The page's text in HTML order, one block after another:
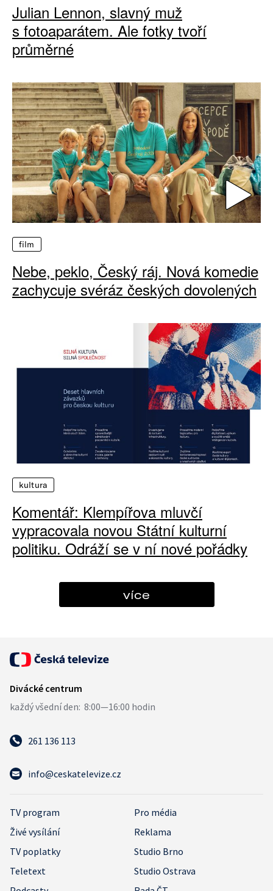
Julian Lennon, slavný muž
s fotoaparátem. Ale fotky tvoří
průměrné
film
Nebe, peklo, Český ráj. Nová komedie
zachycuje svéráz českých dovolených
kultura
Komentář: Klempířova mluvčí
vypracovala novou Státní kulturní
politiku. Odráží se v ní nové pořádky
více
261 136 113
info@ceskatelevize.cz
TV program
Pro média
Živé vysílání
Reklama
TV poplatky
Studio Brno
Teletext
Studio Ostrava